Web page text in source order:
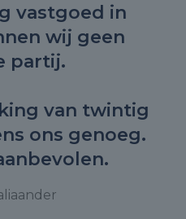
vastgoed in
wij geen
partij.
van twintig
ons genoeg.